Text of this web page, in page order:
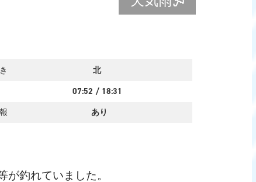
北
07:52 / 18:31
あり
釣れていました。